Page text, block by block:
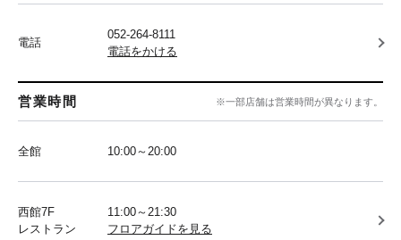
電話
052-264-8111
電話をかける
営業時間 ※一部店舗は営業時間が異なります。
全館 10:00～20:00
西館7F
レストラン
11:00～21:30
フロアガイドを見る